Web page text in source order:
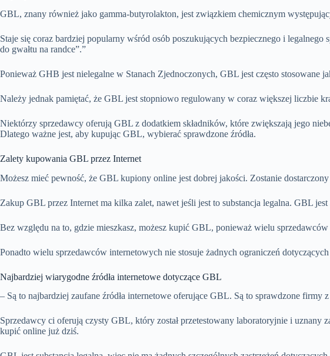
GBL, znany również jako gamma-butyrolakton, jest związkiem chemicznym
Staje się coraz bardziej popularny wśród osób poszukujących bezpiecznego i
do gwałtu na randce”.”
Ponieważ GHB jest nielegalne w Stanach Zjednoczonych, GBL jest często stosowane
Należy jednak pamiętać, że GBL jest stopniowo regulowany w coraz większej liczbie
Niektórzy sprzedawcy oferują GBL z dodatkiem składników, które zwiększają jego
Dlatego ważne jest, aby kupując GBL, wybierać sprawdzone źródła.
Zalety kupowania GBL przez Internet
Możesz mieć pewność, że GBL kupiony online jest dobrej jakości. Zostanie
Zakup GBL przez Internet ma kilka zalet, nawet jeśli jest to substancja legalna. GBL
Bez względu na to, gdzie mieszkasz, możesz kupić GBL, ponieważ wielu
Ponadto wielu sprzedawców internetowych nie stosuje żadnych ograniczeń
Najbardziej wiarygodne źródła internetowe dotyczące GBL
– Są to najbardziej zaufane źródła internetowe oferujące GBL. Są to sprawdzone firmy
Sprzedawcy ci oferują czysty GBL, który został przetestowany laboratoryjnie i
kupić online już dziś.